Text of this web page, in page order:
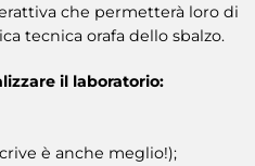
che permetterà loro di
tecnica orafa dello sbalzo.
il laboratorio:
è anche meglio!);